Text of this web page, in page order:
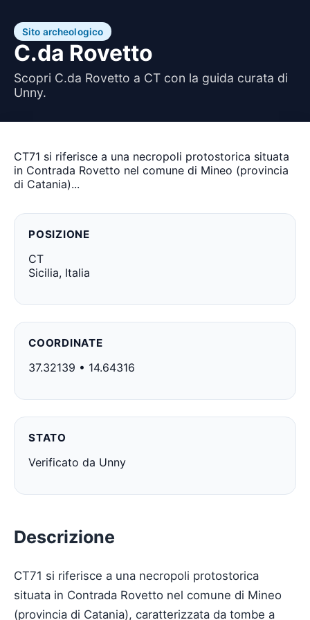
Sito archeologico
C.da Rovetto
Scopri C.da Rovetto a CT con la guida curata di
Unny.
CT71 si riferisce a una necropoli protostorica situata
in Contrada Rovetto nel comune di Mineo (provincia
di Catania)...
POSIZIONE
CT
Sicilia, Italia
COORDINATE
37.32139 • 14.64316
STATO
Verificato da Unny
Descrizione
CT71 si riferisce a una necropoli protostorica
situata in Contrada Rovetto nel comune di Mineo
(provincia di Catania), caratterizzata da tombe a